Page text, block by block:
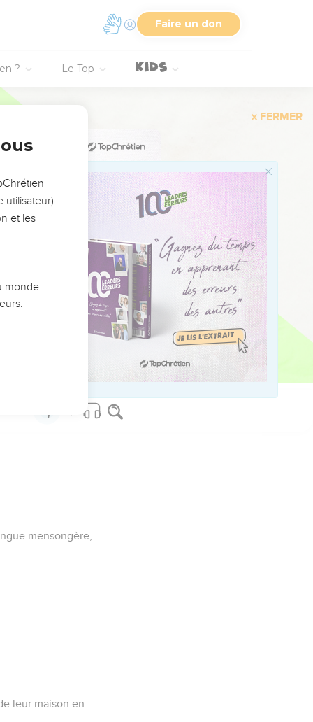
Faire un don
? Le Top
!
de Succoth.
le pays des
armées ?
mensongère,
leur maison en
utilisateur)
et les
monde…